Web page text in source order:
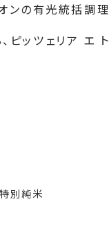
ンの有光統括調理
ピッツェリア エ ト
別純米